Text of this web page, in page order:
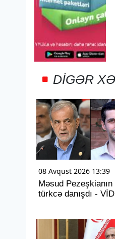
DIGƏR
08 Avqust 2026 13:39
Məsud Pezeşkianın
türkcə danışdı -